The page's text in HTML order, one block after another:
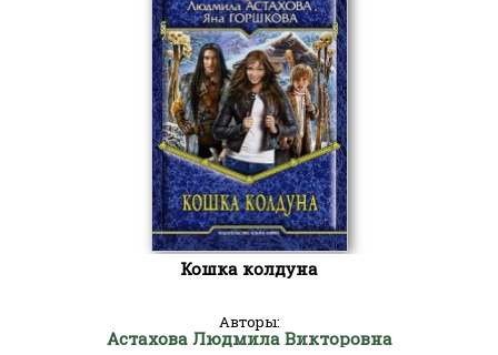
Кошка колдуна
Авторы:
Астахова Людмила Викторовна